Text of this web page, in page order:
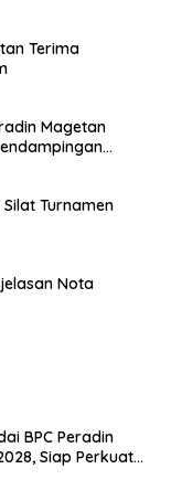
Terima
Magetan
Turnamen
Nota
BPC Peradin
Siap Perkuat